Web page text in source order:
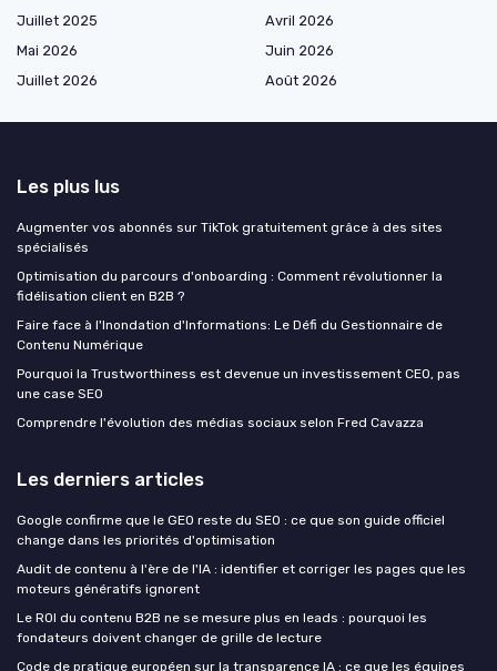
Juillet 2025
Avril 2026
Mai 2026
Juin 2026
Juillet 2026
Août 2026
Les plus lus
Augmenter vos abonnés sur TikTok gratuitement grâce à des sites
spécialisés
Optimisation du parcours d'onboarding : Comment révolutionner la
fidélisation client en B2B ?
Faire face à l'Inondation d'Informations: Le Défi du Gestionnaire de
Contenu Numérique
Pourquoi la Trustworthiness est devenue un investissement CEO, pas
une case SEO
Comprendre l'évolution des médias sociaux selon Fred Cavazza
Les derniers articles
Google confirme que le GEO reste du SEO : ce que son guide officiel
change dans les priorités d'optimisation
Audit de contenu à l'ère de l'IA : identifier et corriger les pages que les
moteurs génératifs ignorent
Le ROI du contenu B2B ne se mesure plus en leads : pourquoi les
fondateurs doivent changer de grille de lecture
Code de pratique européen sur la transparence IA : ce que les équipes